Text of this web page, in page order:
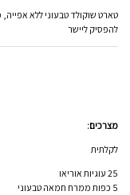
טארט שוקולד טבעוני ללא
להפסיק ליישר
מצרכים:
לקלתית
25 עוגיות אוריאו
5 כפות ממרח חמאה טבעוני